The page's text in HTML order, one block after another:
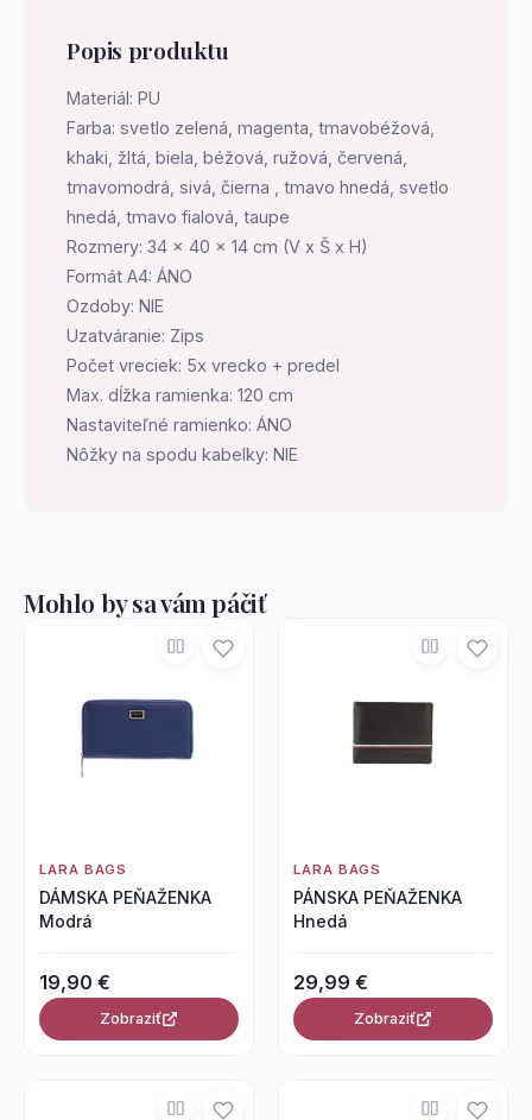
Popis produktu
Materiál: PU
Farba: svetlo zelená, magenta, tmavobéžová,
khaki, žltá, biela, béžová, ružová, červená,
tmavomodrá, sivá, čierna , tmavo hnedá, svetlo
hnedá, tmavo fialová, taupe
Rozmery: 34 x 40 x 14 cm (V x Š x H)
Formát A4: ÁNO
Ozdoby: NIE
Uzatváranie: Zips
Počet vreciek: 5x vrecko + predel
Max. dĺžka ramienka: 120 cm
Nastaviteľné ramienko: ÁNO
Nôžky na spodu kabelky: NIE
Mohlo by sa vám páčiť
LARA BAGS
DÁMSKA PEŇAŽENKA
Modrá
19,90 €
Zobraziť
LARA BAGS
PÁNSKA PEŇAŽENKA
Hnedá
29,99 €
Zobraziť